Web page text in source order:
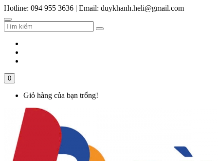
Hotline: 094 955 3636 | Email: duykhanh.heli@gmail.com
0
Giỏ hàng của bạn trống!